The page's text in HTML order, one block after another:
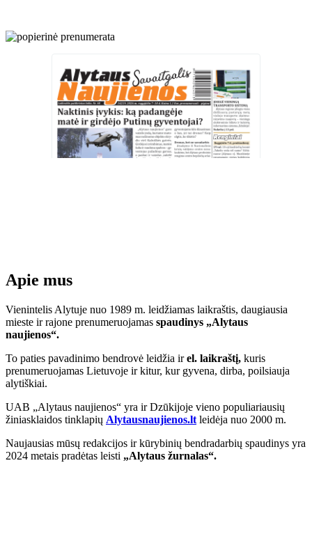
Apie mus
Vienintelis Alytuje nuo 1989 m. leidžiamas laikraštis, daugiausia
mieste ir rajone prenumeruojamas spaudinys „Alytaus
naujienos“.
To paties pavadinimo bendrovė leidžia irel. laikraštį, kuris
prenumeruojamas Lietuvoje ir kitur, kur gyvena, dirba, poilsiauja
alytiškiai.
UAB „Alytaus naujienos“ yra ir Dzūkijoje vieno populiariausių
žiniasklaidos tinklapių Alytausnaujienos.lt leidėja nuo 2000 m.
Naujausias mūsų redakcijos ir kūrybinių bendradarbių spaudinys yra
2024 metais pradėtas leisti „Alytaus žurnalas“.